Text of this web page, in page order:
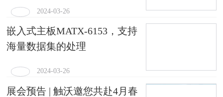
2024-03-26
嵌入式主板MATX-6153，支持
海量数据集的处理
2024-03-26
展会预告 | 触沃邀您共赴4月春